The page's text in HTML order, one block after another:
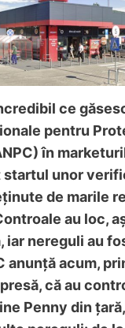
ce
pentru
în
startul unor
de marile
au loc,
, iar nereguli au
anunță acum,
că au
Penny din